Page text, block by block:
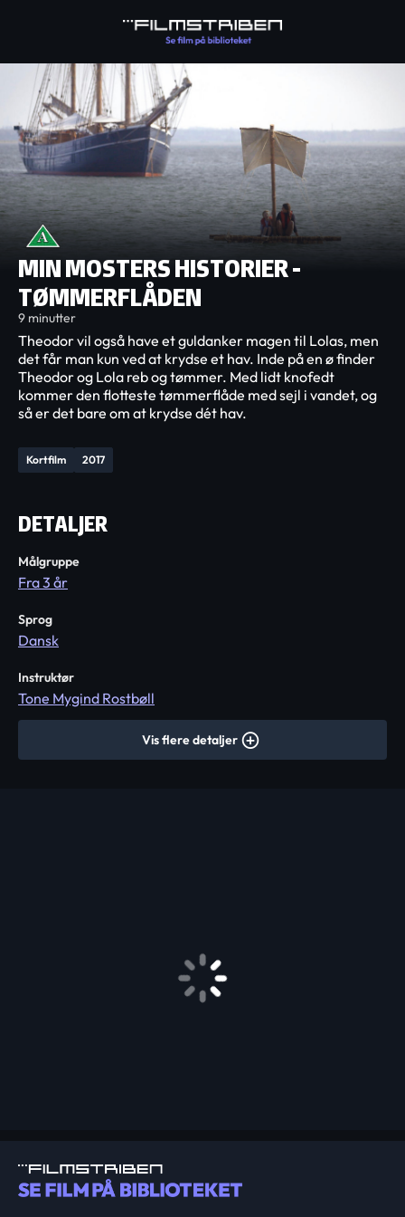
MIN MOSTERS HISTORIER -
TØMMERFLÅDEN
9 minutter
Kortfilm 2017
Theodor vil også have et guldanker magen til Lolas, men
det får man kun ved at krydse et hav. Inde på en ø finder
Theodor og Lola reb og tømmer. Med lidt knofedt
kommer den flotteste tømmerflåde med sejl i vandet, og
så er det bare om at krydse dét hav.
DETALJER
Målgruppe
Fra 3 år
Sprog
Dansk
Instruktør
Tone Mygind Rostbøll
Vis flere detaljer